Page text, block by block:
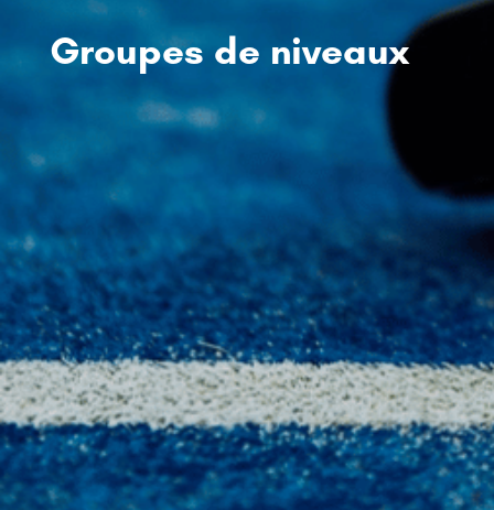
Groupes de niveaux